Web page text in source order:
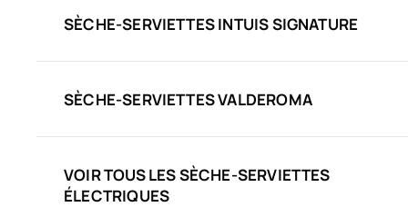
SÈCHE-SERVIETTES INTUIS SIGNATURE
SÈCHE-SERVIETTES VALDEROMA
VOIR TOUS LES SÈCHE-SERVIETTES
ÉLECTRIQUES